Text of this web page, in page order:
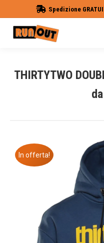
Spedizione
THIRTYTWO
In offerta!